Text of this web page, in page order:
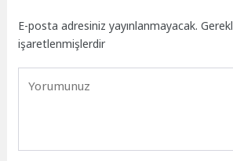
E-posta adresiniz yayınlanmayacak.
işaretlenmişlerdir